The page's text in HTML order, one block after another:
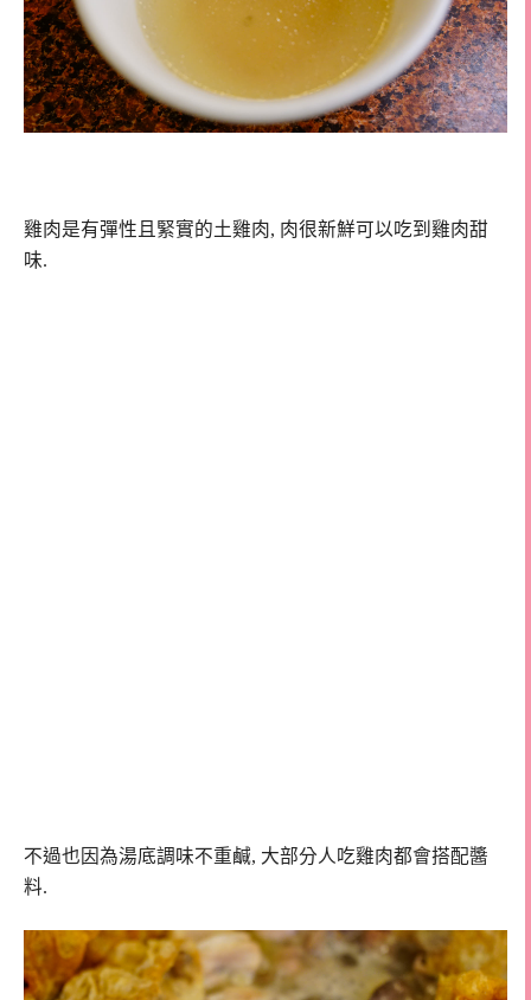
雞肉是有彈性且緊實的土雞肉, 肉很新鮮可以吃到雞肉甜
味.
不過也因為湯底調味不重鹹, 大部分人吃雞肉都會搭配醬
料.